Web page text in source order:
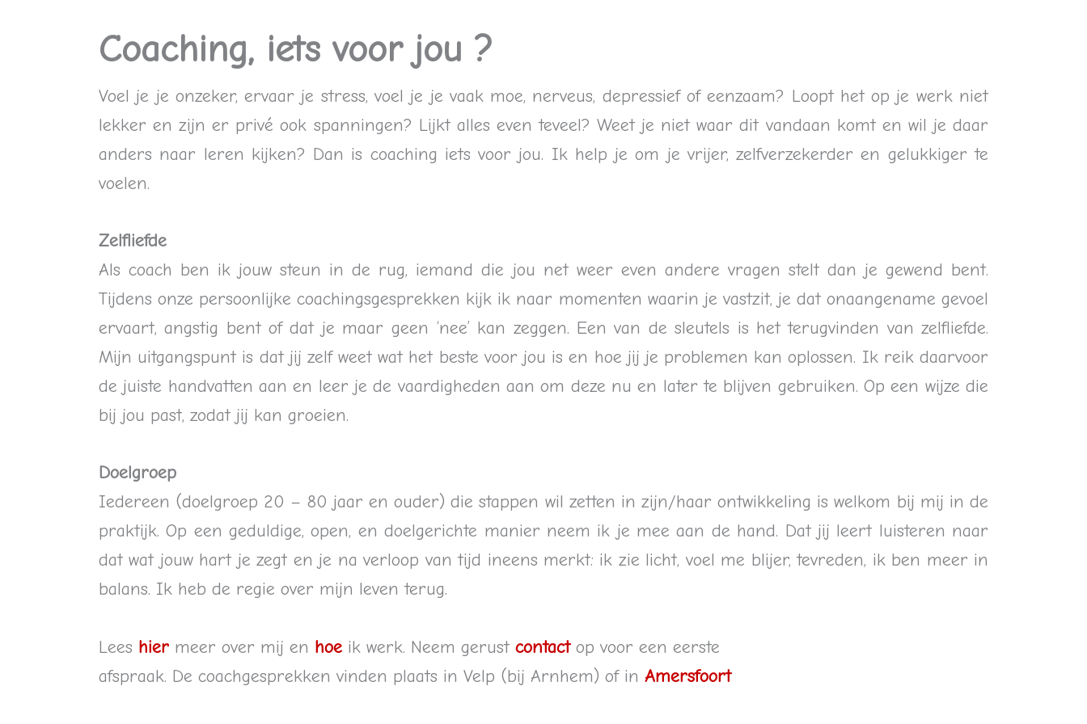
Coaching, iets voor jou ?
Voel je je onzeker, ervaar je stress, voel je je vaak moe, nerveus, depressief of eenzaam? Loopt het op je werk niet
lekker en zijn er privé ook spanningen? Lijkt alles even teveel? Weet je niet waar dit vandaan komt en wil je daar
anders naar leren kijken? Dan is coaching iets voor jou. Ik help je om je vrijer, zelfverzekerder en gelukkiger te
voelen.
Zelfliefde
Als coach ben ik jouw steun in de rug, iemand die jou net weer even andere vragen stelt dan je gewend bent.
Tijdens onze persoonlijke coachingsgesprekken kijk ik naar momenten waarin je vastzit, je dat onaangename gevoel
ervaart, angstig bent of dat je maar geen ‘nee’ kan zeggen. Een van de sleutels is het terugvinden van zelfliefde.
Mijn uitgangspunt is dat jij zelf weet wat het beste voor jou is en hoe jij je problemen kan oplossen. Ik reik daarvoor
de juiste handvatten aan en leer je de vaardigheden aan om deze nu en later te blijven gebruiken. Op een wijze die
bij jou past, zodat jij kan groeien.
Doelgroep
Iedereen (doelgroep 20 – 80 jaar en ouder) die stappen wil zetten in zijn/haar ontwikkeling is welkom bij mij in de
praktijk. Op een geduldige, open, en doelgerichte manier neem ik je mee aan de hand. Dat jij leert luisteren naar
dat wat jouw hart je zegt en je na verloop van tijd ineens merkt: ik zie licht, voel me blijer, tevreden, ik ben meer in
balans. Ik heb de regie over mijn leven terug.
Lees hier meer over mij en hoe ik werk. Neem gerust contactop voor een eerste
afspraak. De coachgesprekken vinden plaats in Velp (bij Arnhem) of in Amersfoort